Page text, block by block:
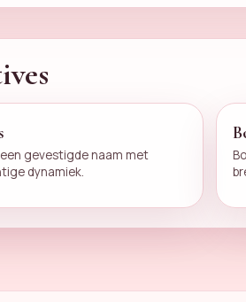
gevestigde naam met
dynamiek.